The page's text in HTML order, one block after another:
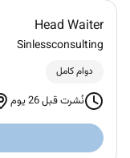
Head Waiter
Sinlessconsulting
دوام كامل
نُشرت قبل 26 يوم